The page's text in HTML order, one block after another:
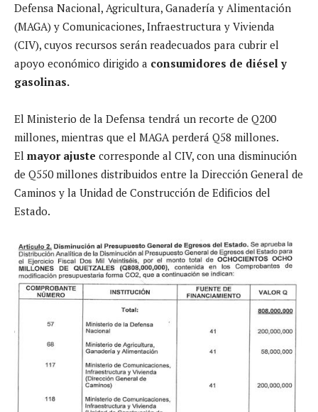
Defensa Nacional, Agricultura, Ganadería y Alimentación
(MAGA) y Comunicaciones, Infraestructura y Vivienda
(CIV), cuyos recursos serán readecuados para cubrir el
apoyo económico dirigido a consumidores de diésel y
gasolinas.
El Ministerio de la Defensa tendrá un recorte de Q200
millones, mientras que el MAGA perderá Q58 millones.
El mayor ajuste corresponde al CIV, con una disminución
de Q550 millones distribuidos entre la Dirección General de
Caminos y la Unidad de Construcción de Edificios del
Estado.